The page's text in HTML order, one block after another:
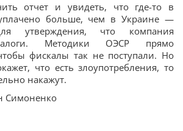
отчет и увидеть, что где-то в
больше, чем в Украине —
утверждения, что компания
Методики ОЭСР прямо
фискалы так не поступали. Но
что есть злоупотребления, то
накажут.
Симоненко